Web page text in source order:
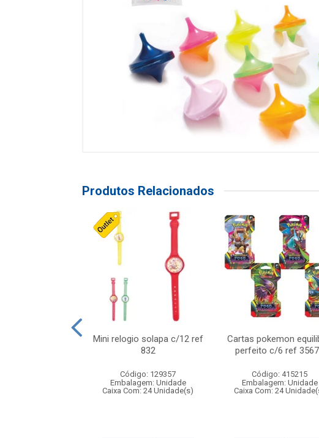
Produtos Relacionados
Mini relogio solapa c/12 ref
832
Código: 129357
Embalagem: Unidade
Caixa Com: 24 Unidade(s)
Cartas pokemon
perfeito c/6 ref
Código: 415215
Embalagem: Unidade
Caixa Com: 24